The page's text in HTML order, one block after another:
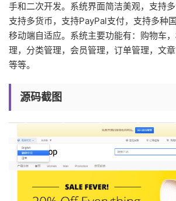
手和二次开发。系统界面简洁美观，支持多
支持多货币，支持PayPal支付，支持多种
移动端自适应。系统主要功能有：购物车
理，分类管理，会员管理，订单管理，文章
等等。
源码截图